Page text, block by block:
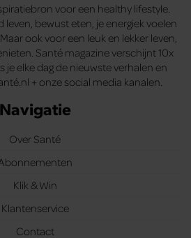
voor een healthy lifestyle.
leven, bewust eten, je energiek voelen
ook voor een leuk en lekker leven,
Santé magazine verschijnt 10x
je elke dag de nieuwste verhalen en
+ onze social media kanalen.
Navigatie
Over Santé
Klik & Win
Klantenservice
Contact